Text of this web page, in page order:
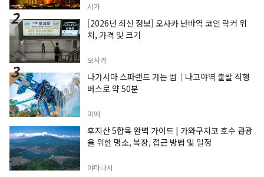
시가
[2026년 최신 정보] 오사카 난바역 코인 락커 위
치, 가격 및 크기
오사카
나가시마 스파랜드 가는 법｜나고야역 출발 직행
버스로 약 50분
미에
후지산 5합목 완벽 가이드 | 가와구치코 호수 관광
을 위한 명소, 복장, 접근 방법 및 일정
야마나시